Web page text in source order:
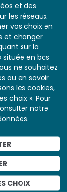
et des
les réseaux
vos choix en
et changer
sur la
située en bas
ne souhaitez
ou en savoir
les cookies,
choix ». Pour
notre
CHOIX